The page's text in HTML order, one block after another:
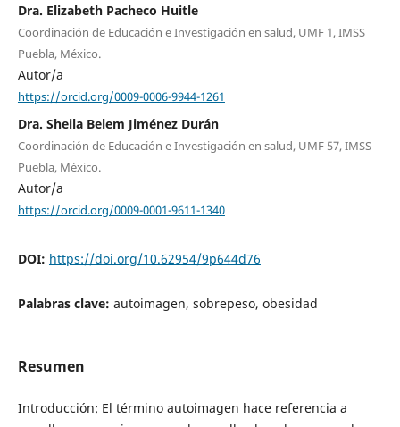
Dra. Elizabeth Pacheco Huitle
Coordinación de Educación e Investigación en salud, UMF 1, IMSS
Puebla, México.
Autor/a
https://orcid.org/0009-0006-9944-1261
Dra. Sheila Belem Jiménez Durán
Coordinación de Educación e Investigación en salud, UMF 57, IMSS
Puebla, México.
Autor/a
https://orcid.org/0009-0001-9611-1340
DOI: https://doi.org/10.62954/9p644d76
Palabras clave: autoimagen, sobrepeso, obesidad
Resumen
Introducción: El término autoimagen hace referencia a